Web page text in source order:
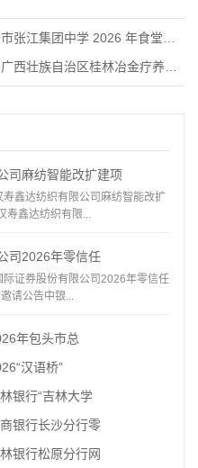
江集团中学 2026 年食堂供餐服
壮族自治区桂林冶金疗养院 15 号
司麻纺智能改扩建项
鑫达纺织有限公司麻纺智能改扩
寿鑫达纺织有限...
司2026年零信任
证券股份有限公司2026年零信任
请公告中银...
年包头市总
汉语桥”
银行“吉林大学
银行长沙分行零
银行松原分行网